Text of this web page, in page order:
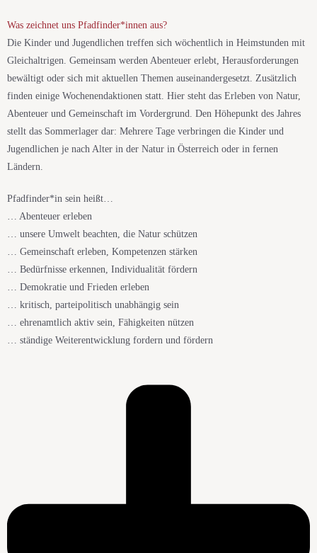
Was zeichnet uns Pfadfinder*innen aus?
Die Kinder und Jugendlichen treffen sich wöchentlich in Heimstunden mit
Gleichaltrigen. Gemeinsam werden Abenteuer erlebt, Herausforderungen
bewältigt oder sich mit aktuellen Themen auseinandergesetzt. Zusätzlich
finden einige Wochenendaktionen statt. Hier steht das Erleben von Natur,
Abenteuer und Gemeinschaft im Vordergrund. Den Höhepunkt des Jahres
stellt das Sommerlager dar: Mehrere Tage verbringen die Kinder und
Jugendlichen je nach Alter in der Natur in Österreich oder in fernen
Ländern.
Pfadfinder*in sein heißt…
… Abenteuer erleben
… unsere Umwelt beachten, die Natur schützen
… Gemeinschaft erleben, Kompetenzen stärken
… Bedürfnisse erkennen, Individualität fördern
… Demokratie und Frieden erleben
… kritisch, parteipolitisch unabhängig sein
… ehrenamtlich aktiv sein, Fähigkeiten nützen
… ständige Weiterentwicklung fordern und fördern